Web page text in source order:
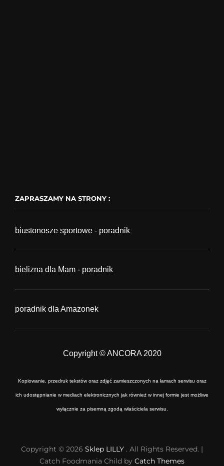
ZAPRASZAMY NA STRONY :
biustonosze sportowe - poradnik
bielizna dla Mam - poradnik
poradnik dla Amazonek
Copyright © ANCORA 2020
Kopiowanie, przedruk tekstów oraz zdjęć zamieszczonych na łamach serwisu oraz
ich udostępnianie w mediach elektronicznych jak również w innej formie jest możliwe
wyłącznie za pisemną zgodą właściciela serwisu.
Copyright © 2026 Sklep LILLY . All Rights Reserved. |
Catch Foodmania Child by Catch Themes